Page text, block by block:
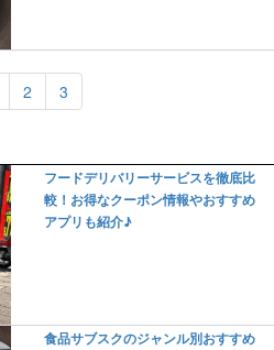
2 3
フードデリバリーサービスを徹底比
較！お得なクーポン情報やおすすめ
アプリも紹介♪
食品サブスクのジャンル別おすすめ